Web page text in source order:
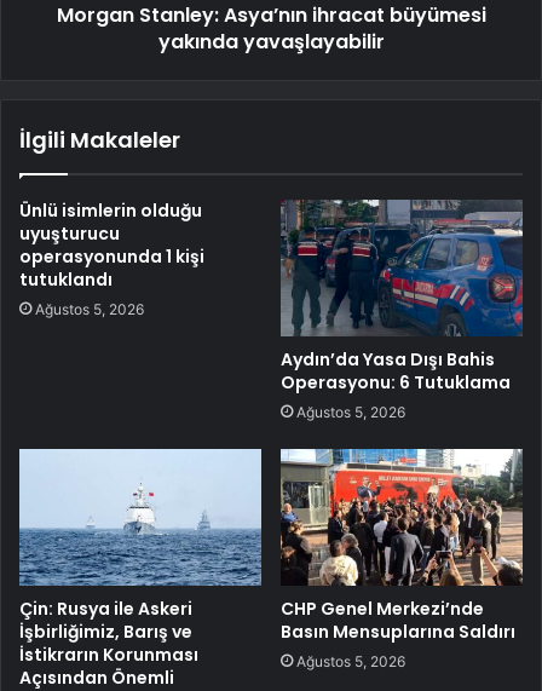
Morgan Stanley: Asya’nın ihracat büyümesi
yakında yavaşlayabilir
İlgili Makaleler
Ünlü isimlerin olduğu
uyuşturucu
operasyonunda 1 kişi
tutuklandı
Ağustos 5, 2026
Aydın’da Yasa Dışı Bahis
Operasyonu: 6 Tutuklama
Ağustos 5, 2026
Çin: Rusya ile Askeri
İşbirliğimiz, Barış ve
İstikrarın Korunması
Açısından Önemli
CHP Genel Merkezi’nde
Basın Mensuplarına Saldırı
Ağustos 5, 2026